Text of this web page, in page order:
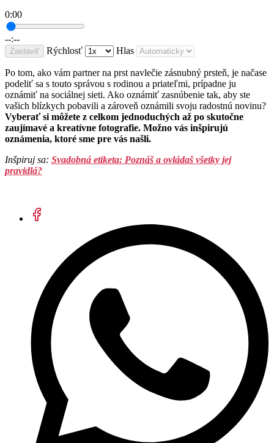
0:00
--:--
Zastaviť Rýchlosť Hlas
Po tom, ako vám partner na prst navlečie zásnubný prsteň, je načase
podeliť sa s touto správou s rodinou a priateľmi, prípadne ju
oznámiť na sociálnej sieti. Ako oznámiť zasnúbenie tak, aby ste
vašich blízkych pobavili a zároveň oznámili svoju radostnú novinu?
Vyberať si môžete z celkom jednoduchých až po skutočne
zaujímavé a kreatívne fotografie. Možno vás inšpirujú
oznámenia, ktoré sme pre vás našli.
Inšpiruj sa: Svadobná etiketa: Poznáš a ovládaš všetky jej
pravidlá?